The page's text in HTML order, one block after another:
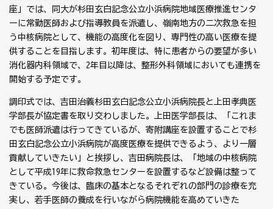
座」では、同大が杉田玄白記念公立小浜病院地域医療推進センタ
ーに常勤医師および指導教員を派遣し、嶺南地方の二次救急を担
う中核病院として、機能の高度化を図り、専門性の高い医療を提
供することを目指します。初年度は、特に患者からの要望が多い
消化器内科領域で、2年目以降は、整形外科領域においても連携を
開始する予定です。
調印式では、吉田治義杉田玄白記念公立小浜病院長と上田孝典医
学部長が協定書を取り交わしました。上田医学部長は、「これま
でも医師派遣は行ってきているが、寄附講座を設置することで杉
田玄白記念公立小浜病院が高度医療を提供できるよう、より一層
貢献していきたい」と挨拶し、吉田病院長は、「地域の中核病院
として平成19年に救命救急センターを設置するなど設備は整って
きている。今後は、臨床の基本となるそれぞれの部門の診療を充
実し、若手医師の養成を行いながら病院機能を高めていきた